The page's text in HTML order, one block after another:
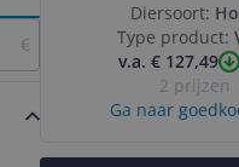
€
Diersoort:
Type product:
v.a. € 127,49
2 prijzen
Ga naar